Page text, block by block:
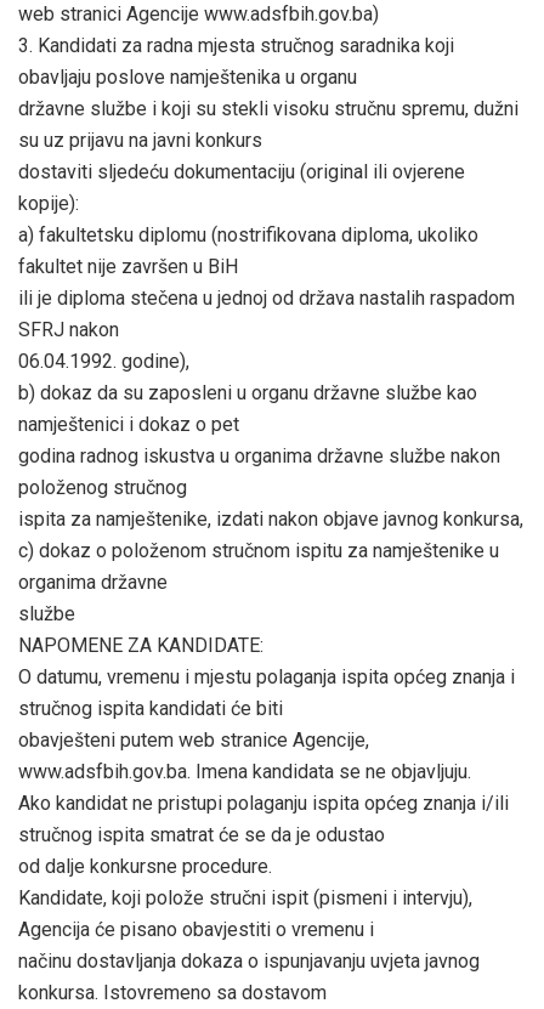
web stranici Agencije www.adsfbih.gov.ba)
3. Kandidati za radna mjesta stručnog saradnika koji
obavljaju poslove namještenika u organu
državne službe i koji su stekli visoku stručnu spremu, dužni
su uz prijavu na javni konkurs
dostaviti sljedeću dokumentaciju (original ili ovjerene
kopije):
a) fakultetsku diplomu (nostrifikovana diploma, ukoliko
fakultet nije završen u BiH
ili je diploma stečena u jednoj od država nastalih raspadom
SFRJ nakon
06.04.1992. godine),
b) dokaz da su zaposleni u organu državne službe kao
namještenici i dokaz o pet
godina radnog iskustva u organima državne službe nakon
položenog stručnog
ispita za namještenike, izdati nakon objave javnog konkursa,
c) dokaz o položenom stručnom ispitu za namještenike u
organima državne
službe
NAPOMENE ZA KANDIDATE:
O datumu, vremenu i mjestu polaganja ispita općeg znanja i
stručnog ispita kandidati će biti
obavješteni putem web stranice Agencije,
www.adsfbih.gov.ba. Imena kandidata se ne objavljuju.
Ako kandidat ne pristupi polaganju ispita općeg znanja i/ili
stručnog ispita smatrat će se da je odustao
od dalje konkursne procedure.
Kandidate, koji polože stručni ispit (pismeni i intervju),
Agencija će pisano obavjestiti o vremenu i
načinu dostavljanja dokaza o ispunjavanju uvjeta javnog
konkursa. Istovremeno sa dostavom